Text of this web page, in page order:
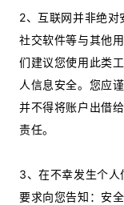
2、互联网并非绝对
社交软件等与其他
们建议您使用此类
人信息安全。您应
并不得将账户出借
责任。
3、在不幸发生个
要求向您告知：安